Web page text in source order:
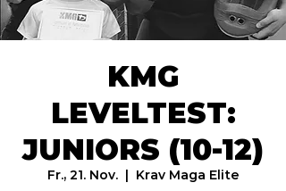
KMG
LEVELTEST:
JUNIORS (10-12)
Fr., 21. Nov.
  |
Krav Maga Elite